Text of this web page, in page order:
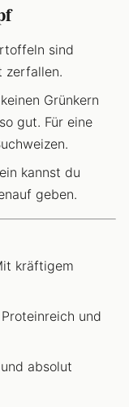
sind
zerfallen.
Grünkern
gut. Für eine
kannst du
geben.
kräftigem
und
absolut